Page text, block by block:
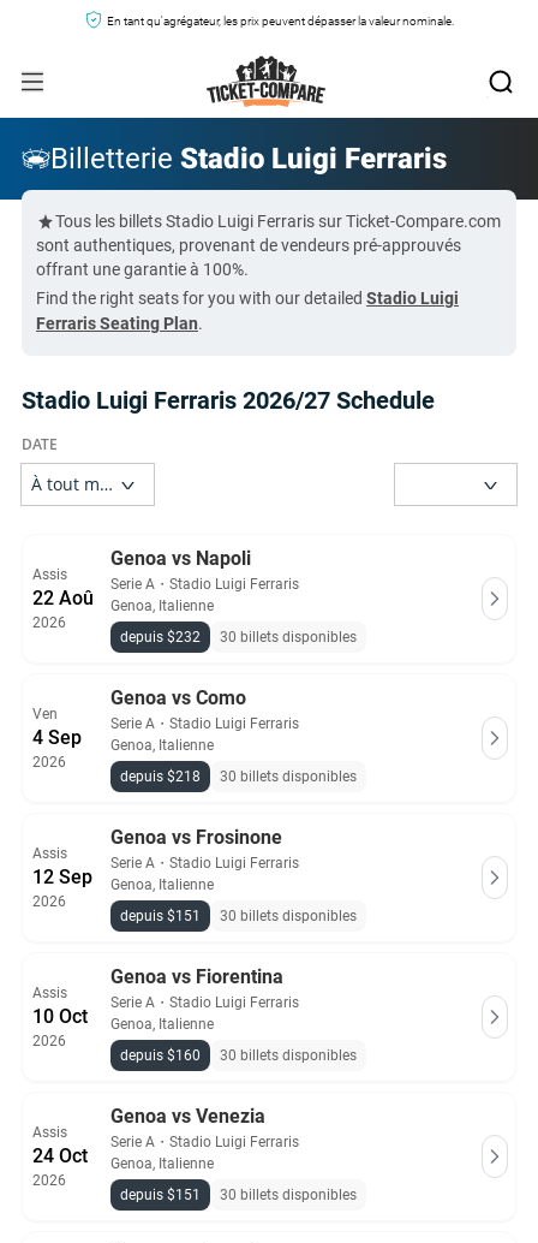
En tant qu'agrégateur, les prix peuvent dépasser la valeur nominale.
Billetterie Stadio Luigi Ferraris
Tous les billets Stadio Luigi Ferraris sur Ticket-Compare.com
sont authentiques, provenant de vendeurs pré-approuvés
offrant une garantie à 100%.
Find the right seats for you with our detailed Stadio Luigi
Ferraris Seating Plan.
Stadio Luigi Ferraris 2026/27 Schedule
Assis
22 Aoû
2026
Genoa vs Napoli
Serie A ・ Stadio Luigi Ferraris
Genoa, Italienne
depuis $232
30 billets disponibles
Ven
4 Sep
2026
Genoa vs Como
Serie A ・ Stadio Luigi Ferraris
Genoa, Italienne
depuis $218
30 billets disponibles
Assis
12 Sep
2026
Genoa vs Frosinone
Serie A ・ Stadio Luigi Ferraris
Genoa, Italienne
depuis $151
30 billets disponibles
Assis
10 Oct
2026
Genoa vs Fiorentina
Serie A ・ Stadio Luigi Ferraris
Genoa, Italienne
depuis $160
30 billets disponibles
Assis
24 Oct
2026
Genoa vs Venezia
Serie A ・ Stadio Luigi Ferraris
Genoa, Italienne
depuis $151
30 billets disponibles